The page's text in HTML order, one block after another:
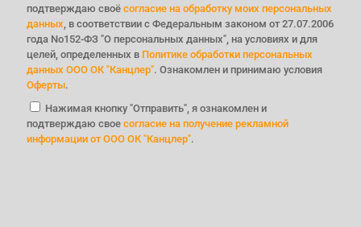
подтверждаю своё согласие на обработку моих персональных
данных , в соответствии с Федеральным законом от 27.07.2006
года No152-ФЗ "О персональных данных", на условиях и для
целей, определенных в Политике обработки персональных
данных ООО ОК "Канцлер". Ознакомлен и принимаю условия
Оферты.
Нажимая кнопку "Отправить", я ознакомлен и
подтверждаю свое согласие на получение рекламной
информации от ООО ОК "Канцлер".